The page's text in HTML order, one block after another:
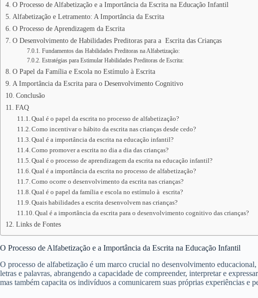
O Processo de Alfabetização e a Importância da Escrita na Educação Infantil
Alfabetização e Letramento: A Importância da Escrita
O Processo de Aprendizagem da Escrita
O Desenvolvimento de Habilidades Preditoras para a Escrita das Crianças
Fundamentos das Habilidades Preditoras na Alfabetização:
Estratégias para Estimular Habilidades Preditoras de Escrita:
O Papel da Família e Escola no Estímulo à Escrita
A Importância da Escrita para o Desenvolvimento Cognitivo
Conclusão
FAQ
Qual é o papel da escrita no processo de alfabetização?
Como incentivar o hábito da escrita nas crianças desde cedo?
Qual é a importância da escrita na educação infantil?
Como promover a escrita no dia a dia das crianças?
Qual é o processo de aprendizagem da escrita na educação infantil?
Qual é a importância da escrita no processo de alfabetização?
Como ocorre o desenvolvimento da escrita nas crianças?
Qual é o papel da família e escola no estímulo à escrita?
Quais habilidades a escrita desenvolvem nas crianças?
Qual é a importância da escrita para o desenvolvimento cognitivo das crianças?
Links de Fontes
O Processo de Alfabetização e a Importância da Escrita na Educação Infantil
O processo de alfabetização é um marco crucial no desenvolvimento
letras e palavras, abrangendo a capacidade de compreender, interpretar e
mas também capacita os indivíduos a comunicarem suas próprias experiências e